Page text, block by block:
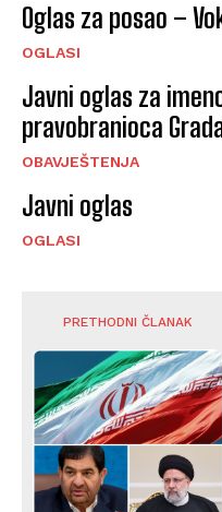
Oglas za posao –
OGLASI
Javni oglas za
pravobranioca
OBAVJEŠTENJA
Javni oglas
OGLASI
PRETHODNI ČLANAK